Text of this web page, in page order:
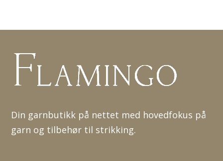
Din garnbutikk på nettet med hovedfokus på
garn og tilbehør til strikking.